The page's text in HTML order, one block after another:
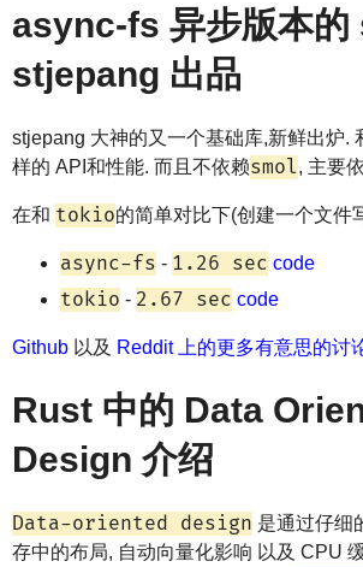
async-fs 异步版本
stjepang 出品
stjepang 大神的又一个基础库,新鲜出炉.
样的 API和性能. 而且不依赖smol, 主要
在和 tokio的简单对比下(创建一个文件
async-fs - 1.26 sec code
tokio - 2.67 sec code
Github 以及 Reddit 上的更多有意思的讨
Rust 中的 Data
Design 介绍
Data-oriented design 是通过仔细
存中的布局, 自动向量化影响 以及 CPU